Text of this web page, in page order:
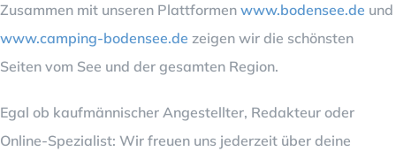
Zusammen mit unseren Plattformen www.bodensee.de und
www.camping-bodensee.de zeigen wir die schönsten
Seiten vom See und der gesamten Region.
Egal ob kaufmännischer Angestellter, Redakteur oder
Online-Spezialist: Wir freuen uns jederzeit über deine